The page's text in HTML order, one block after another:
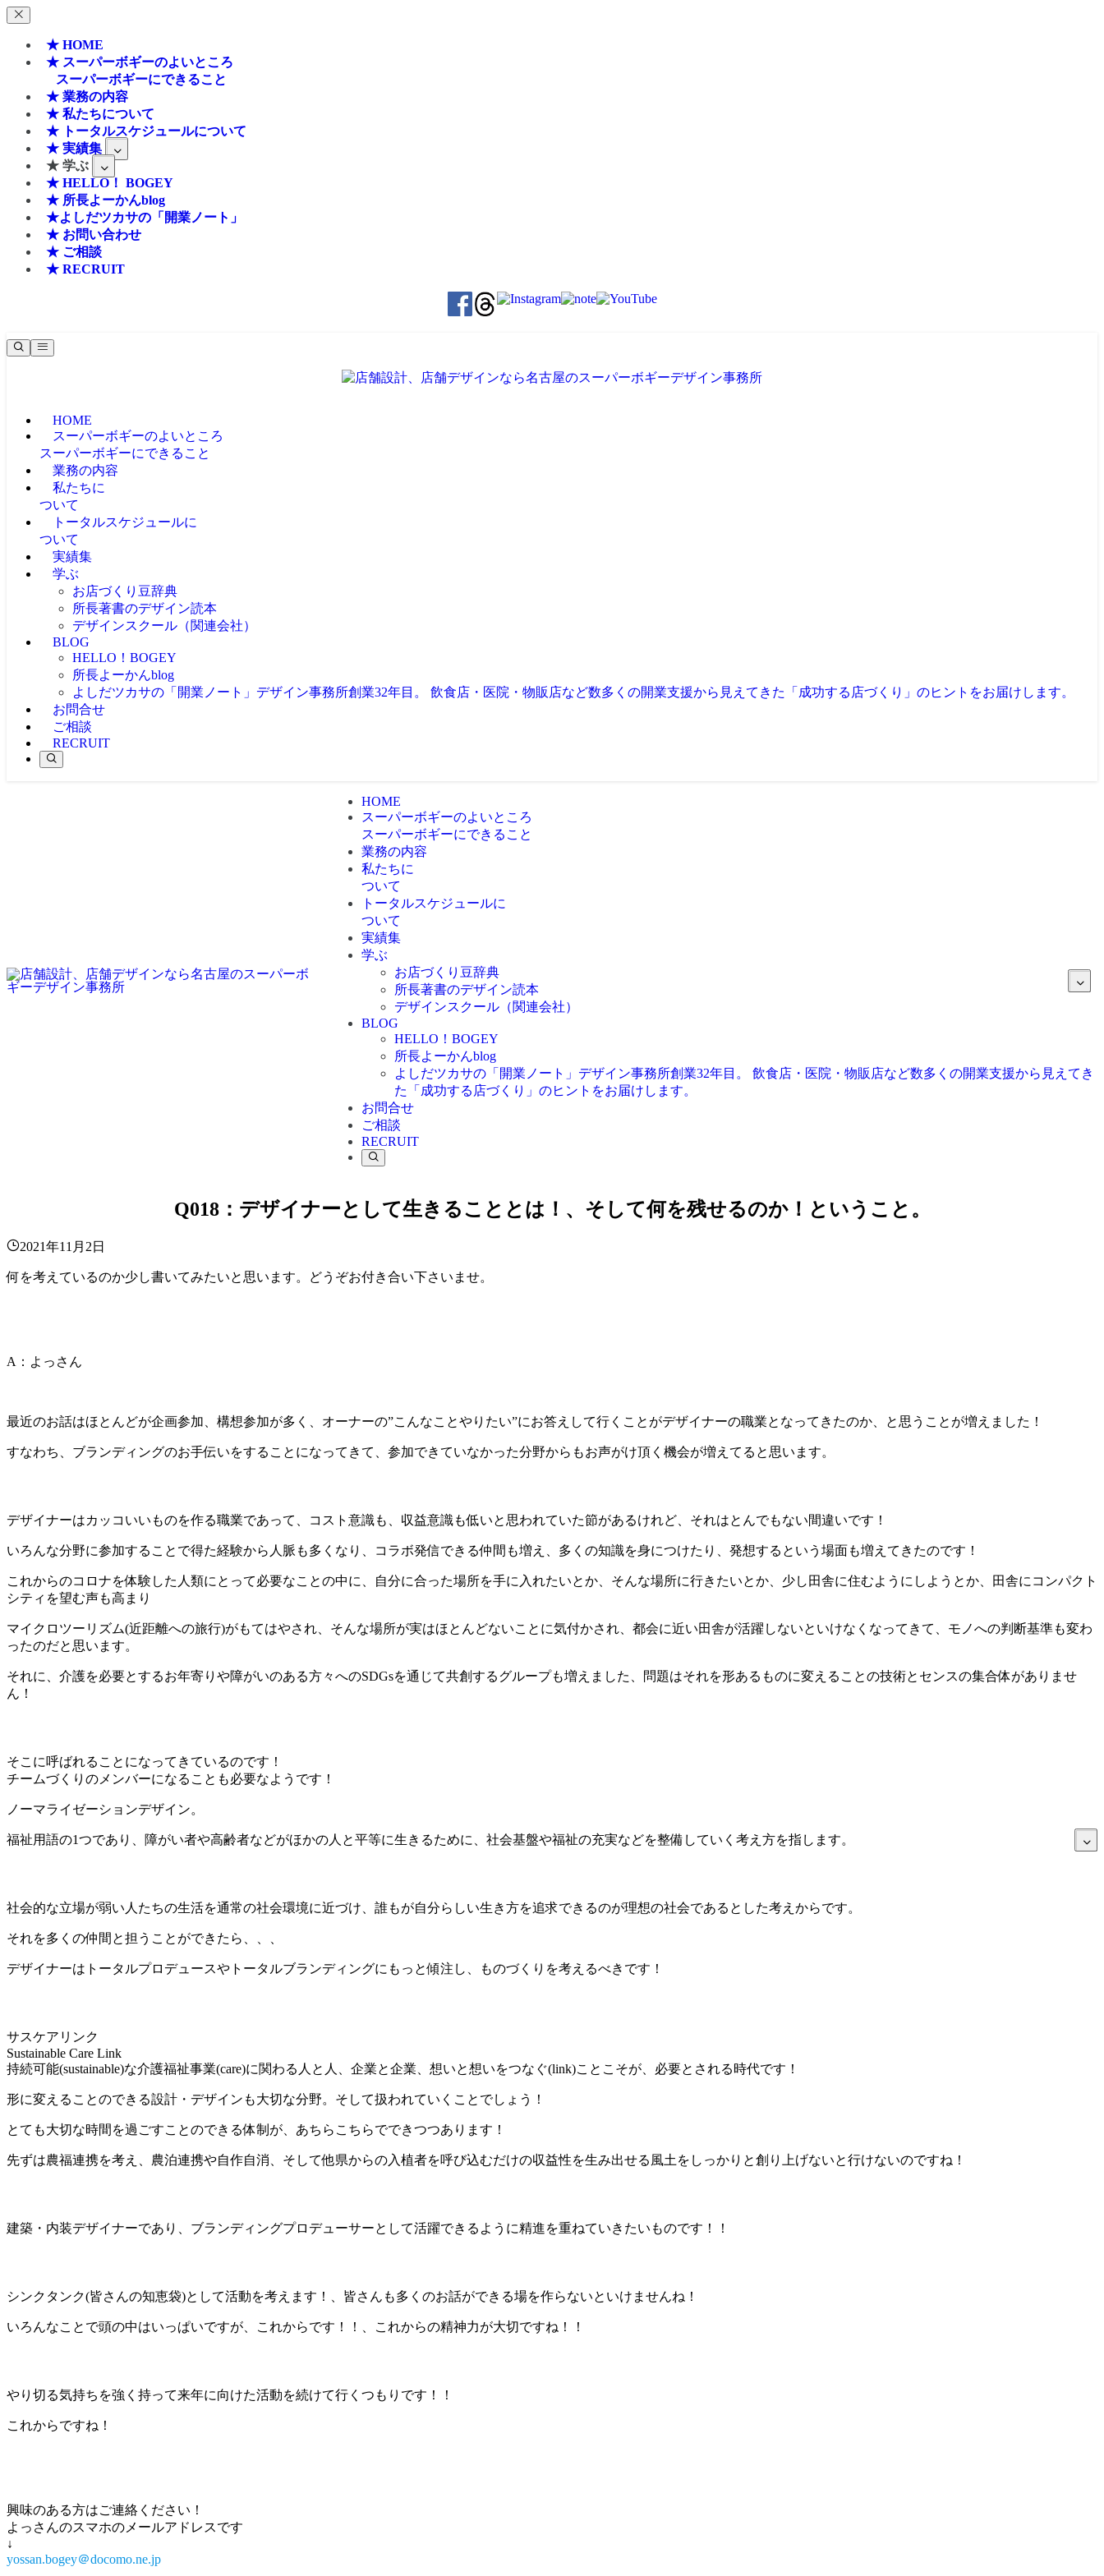
★ HOME
★ スーパーボギーのよいところ
スーパーボギーにできること
★ 業務の内容
★ 私たちについて
★ トータルスケジュールについて
★ 実績集
★ 学ぶ
★ HELLO！ BOGEY
★ 所長よーかんblog
★よしだツカサの「開業ノート」
★ お問い合わせ
★ ご相談
★ RECRUIT
HOME
スーパーボギーのよいところ
スーパーボギーにできること
業務の内容
私たちに
ついて
トータルスケジュールに
ついて
実績集
学ぶ
お店づくり豆辞典
所長著書のデザイン読本
デザインスクール（関連会社）
BLOG
HELLO！BOGEY
所長よーかんblog
よしだツカサの「開業ノート」 デザイン事務所創業32年目。 飲食店・医院・物販店など数多くの開業支援から見えてきた「成功する店づくり」のヒントをお届けします。
お問合せ
ご相談
RECRUIT
HOME
スーパーボギーのよいところ
スーパーボギーにできること
業務の内容
私たちに
ついて
トータルスケジュールに
ついて
実績集
学ぶ
お店づくり豆辞典
所長著書のデザイン読本
デザインスクール（関連会社）
BLOG
HELLO！BOGEY
所長よーかんblog
よしだツカサの「開業ノート」 デザイン事務所創業32年目。 飲食店・医院・物販店など数多くの開業支援から見えてき
た「成功する店づくり」のヒントをお届けします。
お問合せ
ご相談
RECRUIT
Q018：デザイナーとして生きることとは！、そして何を残せるのか！ということ。
2021年11月2日
何を考えているのか少し書いてみたいと思います。どうぞお付き合い下さいませ。
A：よっさん
最近のお話はほとんどが企画参加、構想参加が多く、オーナーの”こんなことやりたい”にお答えして行くことがデザイナーの職業となってきたのか、と思うことが増えました！
すなわち、ブランディングのお手伝いをすることになってきて、参加できていなかった分野からもお声がけ頂く機会が増えてると思います。
デザイナーはカッコいいものを作る職業であって、コスト意識も、収益意識も低いと思われていた節があるけれど、それはとんでもない間違いです！
いろんな分野に参加することで得た経験から人脈も多くなり、コラボ発信できる仲間も増え、多くの知識を身につけたり、発想するという場面も増えてきたのです！
これからのコロナを体験した人類にとって必要なことの中に、自分に合った場所を手に入れたいとか、そんな場所に行きたいとか、少し田舎に住むようにしようとか、田舎にコンパクト
シティを望む声も高まり
マイクロツーリズム(近距離への旅行)がもてはやされ、そんな場所が実はほとんどないことに気付かされ、都会に近い田舎が活躍しないといけなくなってきて、モノへの判断基準も変わ
ったのだと思います。
それに、介護を必要とするお年寄りや障がいのある方々へのSDGsを通じて共創するグループも増えました、問題はそれを形あるものに変えることの技術とセンスの集合体がありませ
ん！
そこに呼ばれることになってきているのです！
チームづくりのメンバーになることも必要なようです！
ノーマライゼーションデザイン。
福祉用語の1つであり、障がい者や高齢者などがほかの人と平等に生きるために、社会基盤や福祉の充実などを整備していく考え方を指します。
社会的な立場が弱い人たちの生活を通常の社会環境に近づけ、誰もが自分らしい生き方を追求できるのが理想の社会であるとした考えからです。
それを多くの仲間と担うことができたら、、、
デザイナーはトータルプロデュースやトータルブランディングにもっと傾注し、ものづくりを考えるべきです！
サスケアリンク
Sustainable Care Link
持続可能(sustainable)な介護福祉事業(care)に関わる人と人、企業と企業、想いと想いをつなぐ(link)ことこそが、必要とされる時代です！
形に変えることのできる設計・デザインも大切な分野。そして扱われていくことでしょう！
とても大切な時間を過ごすことのできる体制が、あちらこちらでできつつあります！
先ずは農福連携を考え、農泊連携や自作自消、そして他県からの入植者を呼び込むだけの収益性を生み出せる風土をしっかりと創り上げないと行けないのですね！
建築・内装デザイナーであり、ブランディングプロデューサーとして活躍できるように精進を重ねていきたいものです！！
シンクタンク(皆さんの知恵袋)として活動を考えます！、皆さんも多くのお話ができる場を作らないといけませんね！
いろんなことで頭の中はいっぱいですが、これからです！！、これからの精神力が大切ですね！！
やり切る気持ちを強く持って来年に向けた活動を続けて行くつもりです！！
これからですね！
興味のある方はご連絡ください！
よっさんのスマホのメールアドレスです
↓
yossan.bogey＠docomo.ne.jp